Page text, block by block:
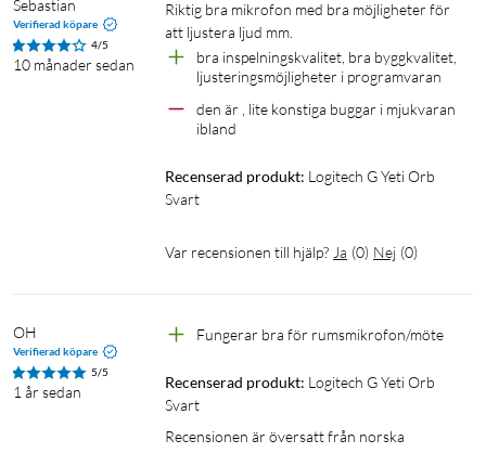
Specifikationer
Mikrofontyp: Kondensatormikrofon
Upptagningsmönster: Kardioid
Frekvensrespons: 70 Hz - 20 kHz
Maximalt ljudtryck: 120 dB
Kabel: Inbyggd, 2 meter
I förpackningen
Sebastian
Verifierad köpare
4/5
10 månader sedan
Riktig bra mikrofon med bra möjligheter för
att ljustera ljud mm.
bra inspelningskvalitet, bra byggkvalitet,
ljusteringsmöjligheter i programvaran
den är , lite konstiga buggar i mjukvaran
ibland
Recenserad produkt: Logitech G Yeti Orb
Svart
Var recensionen till hjälp? Ja (0) Nej (0)
OH
Verifierad köpare
5/5
1 år sedan
Fungerar bra för rumsmikrofon/möte
Recenserad produkt: Logitech G Yeti Orb
Svart
Recensionen är översatt från norska